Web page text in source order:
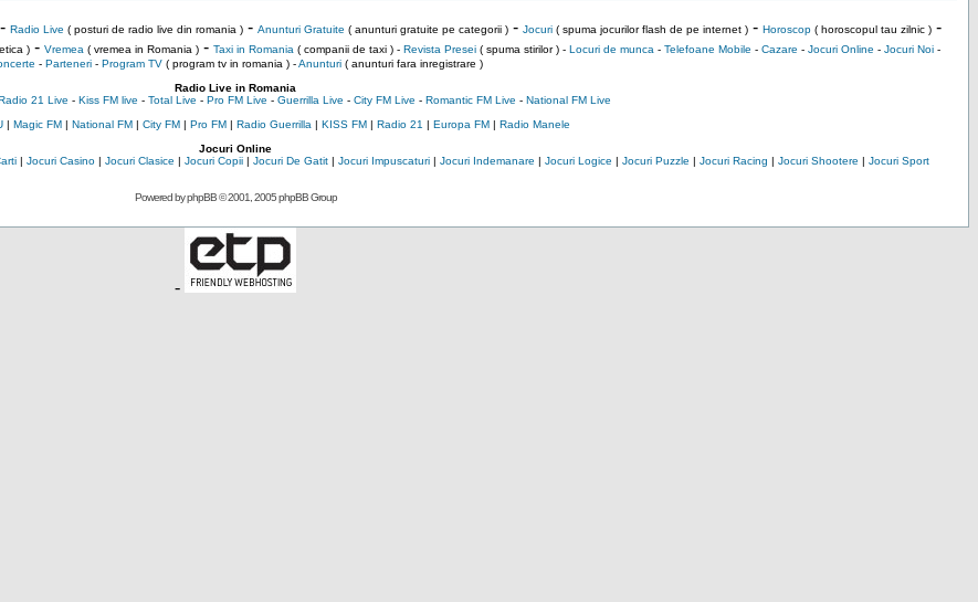
Radio Live ( posturi de radio live din romania )- Anunturi Gratuite ( anunturi gratuite pe categorii )- Jocuri( spuma jocurilor flash de pe internet )- Horoscop( horoscopul tau zilnic )-
)- Vremea ( vremea in Romania )- Taxi in Romania ( companii de taxi ) - Revista Presei( spuma stirilor ) - Locuri de munca - Telefoane Mobile - Cazare - Jocuri Online - Jocuri Noi-
- Parteneri- Program TV( program tv in romania )-Anunturi( anunturi fara inregistrare )
Radio Live in Romania
21 Live - Kiss FM live - Total Live - Pro FM Live - Guerrilla Live - City FM Live - Romantic FM Live - National FM Live
| Magic FM| National FM| City FM| Pro FM| Radio Guerrilla | KISS FM| Radio 21 | Europa FM| Radio Manele
Jocuri Online
| Jocuri Casino| Jocuri Clasice | Jocuri Copii| Jocuri De Gatit| Jocuri Impuscaturi| Jocuri Indemanare | Jocuri Logice | Jocuri Puzzle | Jocuri Racing | Jocuri Shootere | Jocuri Sport
Powered byphpBB© 2001, 2005 phpBB Group
-